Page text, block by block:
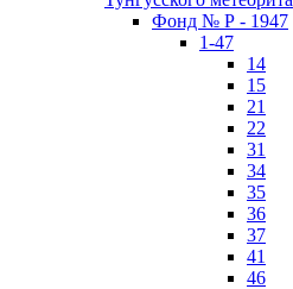
Фонд № Р - 1947
1-47
14
15
21
22
31
34
35
36
37
41
46